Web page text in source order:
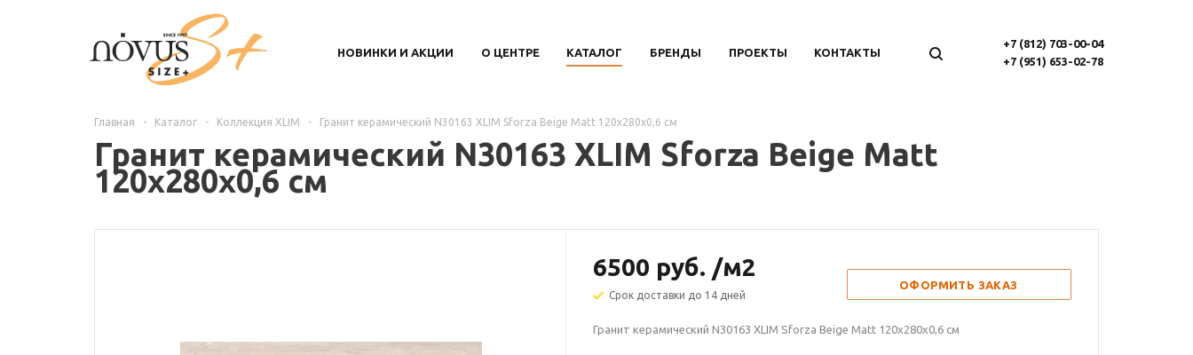
НОВИНКИ И АКЦИИ О ЦЕНТРЕ КАТАЛОГ БРЕНДЫ ПРОЕКТЫ КОНТАКТЫ
+7 (812) 703-00-04
+7 (951) 653-02-78
Главная - Каталог - Коллекция XLIM - Гранит керамический N30163 XLIM Sforza Beige Matt 120х280х0,6 см
Гранит керамический N30163 XLIM Sforza Beige Matt
120х280х0,6 см
6500 руб. /м2
Срок доставки до 14 дней
ОФОРМИТЬ ЗАКАЗ
Гранит керамический N30163 XLIM Sforza Beige Matt 120х280х0,6 см